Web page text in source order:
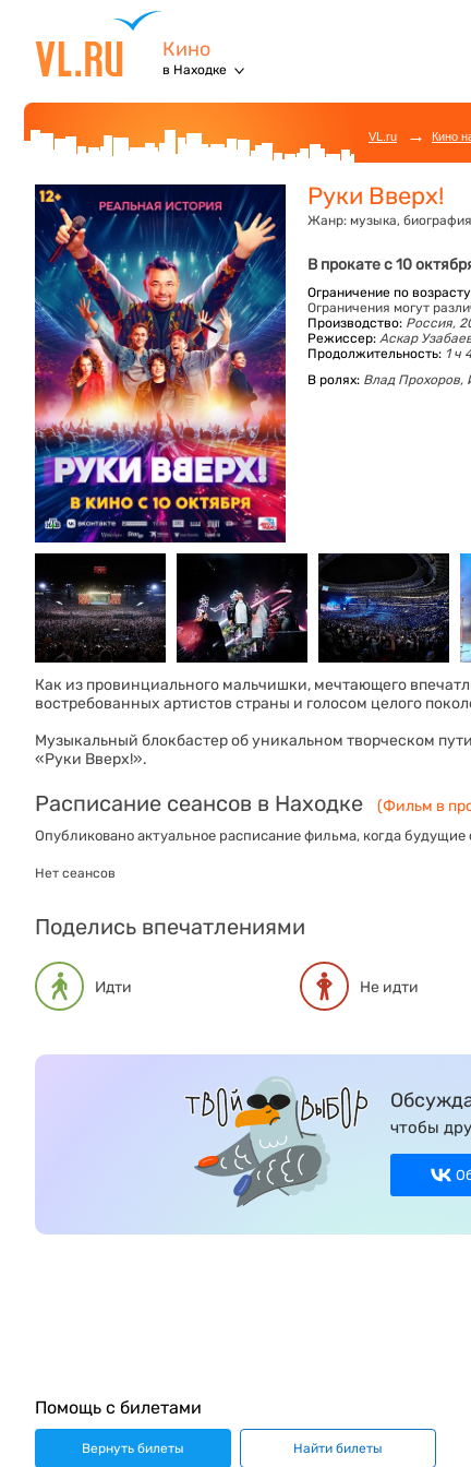
Кино
в Находке
VL.ru → Кино
Руки Вверх!
Жанр: музыка, биография
В прокате с 10
Ограничение по
Ограничения могут
Производство: Россия,
Режиссер: Аскар
Продолжительность: 1 ч
В ролях: Влад Прохоров,
Как из провинциального мальчишки, мечтающего
востребованных артистов страны и голосом целого
Музыкальный блокбастер об уникальном творческом
«Руки Вверх!».
Расписание сеансов в Находке (Фильм в
Опубликовано актуальное расписание фильма, когда
Нет сеансов
Поделись впечатлениями
Идти Не идти
чтобы
Помощь с билетами
Вернуть билеты Найти билеты